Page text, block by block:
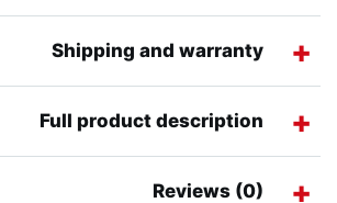
Shipping and warranty
Full product description
Reviews (0)